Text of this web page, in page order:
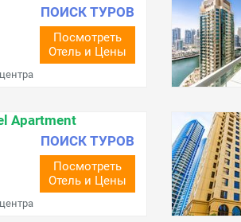
ПОИСК ТУРОВ
Посмотреть
Отель и Цены
Apartment
ПОИСК ТУРОВ
Посмотреть
Отель и Цены